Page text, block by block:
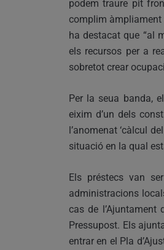
podem traure pit
complim àmpliament
ha destacat que “al
els recursos per a
sobretot crear
Per la seua banda,
eixim d’un dels
l’anomenat ‘càlcul
situació en la qual
Els préstecs van
administracions
cas de l’Ajuntament
Pressupost. Els
entrar en el Pla